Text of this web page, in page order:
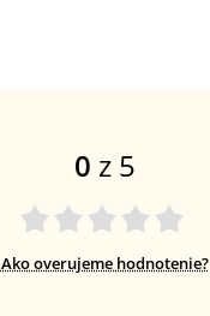
0 z 5
Ako overujeme hodnotenie?